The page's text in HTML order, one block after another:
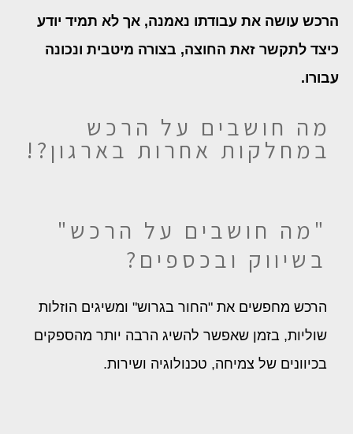
הרכש עושה את עבודתו נאמנה, אך לא תמיד יודע
כיצד לתקשר זאת החוצה, בצורה מיטבית ונכונה
עבורו.
מה חושבים על הרכש
במחלקות אחרות בארגון?!
"מה חושבים על הרכש"
בשיווק ובכספים?
הרכש מחפשים את "החור בגרוש" ומשיגים הוזלות
שוליות, בזמן שאפשר להשיג הרבה יותר מהספקים
בכיוונים של צמיחה, טכנולוגיה ושירות.